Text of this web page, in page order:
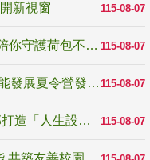
115-08-07
115-08-07
反詐騙宣導_防詐有道，霹靂布袋戲陪你守護荷包不受騙
115-08-07
跨越限制，探索潛能！115年多元潛能發展夏令營發掘生命無限可能
115-08-07
高齡不是終點而是夢想起點！教育部打造「人生設計夢工場」 參展第3屆高齡健康產業博覽會